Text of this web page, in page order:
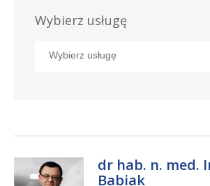
Wybierz usługę
dr hab. n. med.
Babiak